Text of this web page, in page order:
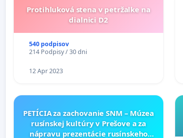
Protihluková stena v petržalke na
dialnici D2
540 podpisov
214 Podpisy / 30 dni
12 Apr 2023
PETÍCIA za zachovanie SNM – Múzea
rusínskej kultúry v Prešove a za
nápravu prezentácie rusínskeho